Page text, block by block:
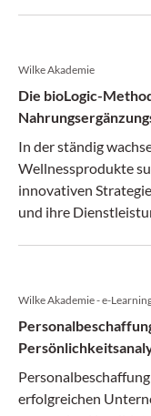
Wilke Akademie
Die bioLogic-
Wettbewerb mit
In der ständig
Wellnessprodukte
innovativen
und ihre
Wilke Akademie - e-
erfolgreichen